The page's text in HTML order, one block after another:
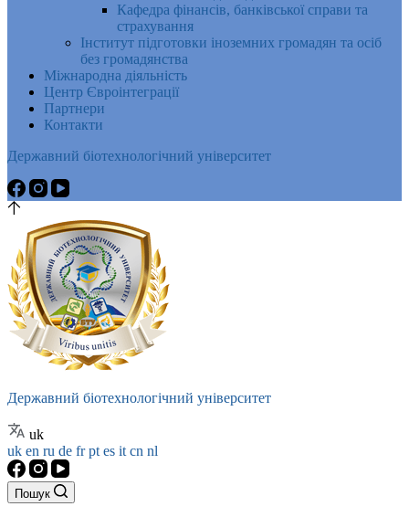
Кафедра фінансів, банківської справи та
страхування
Інститут підготовки іноземних громадян та осіб
без громадянства
Міжнародна діяльність
Центр Євроінтеграції
Партнери
Контакти
Державний біотехнологічний університет
Державний біотехнологічний університет
uk
uk en ru de frpt es it cn nl
Пошук